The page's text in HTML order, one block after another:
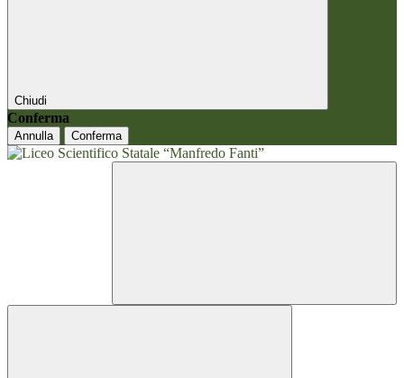
Chiudi
Conferma
Annulla Conferma